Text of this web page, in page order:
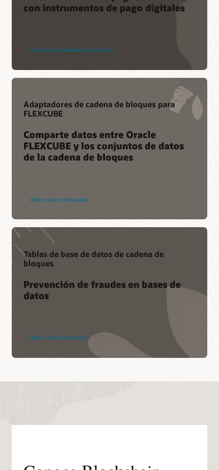
con instrumentos de pago digitales
Consulta los detalles del producto
Adaptadores de cadena de bloques para
FLEXCUBE
Comparte datos entre Oracle
FLEXCUBE y los conjuntos de datos
de la cadena de bloques
Obtén más información
Tablas de base de datos de cadena de
bloques
Prevención de fraudes en bases de
datos
Obtén más información